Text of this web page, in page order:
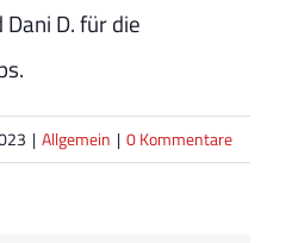
D. für die
| Allgemein | 0 Kommentare